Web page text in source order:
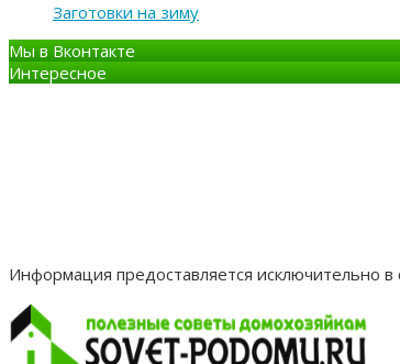
Заготовки на зиму
Мы в Вконтакте
Интересное
Информация предоставляется исключительно